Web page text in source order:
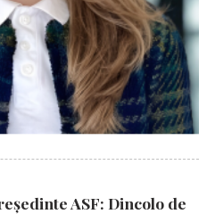
ASF: Dincolo de